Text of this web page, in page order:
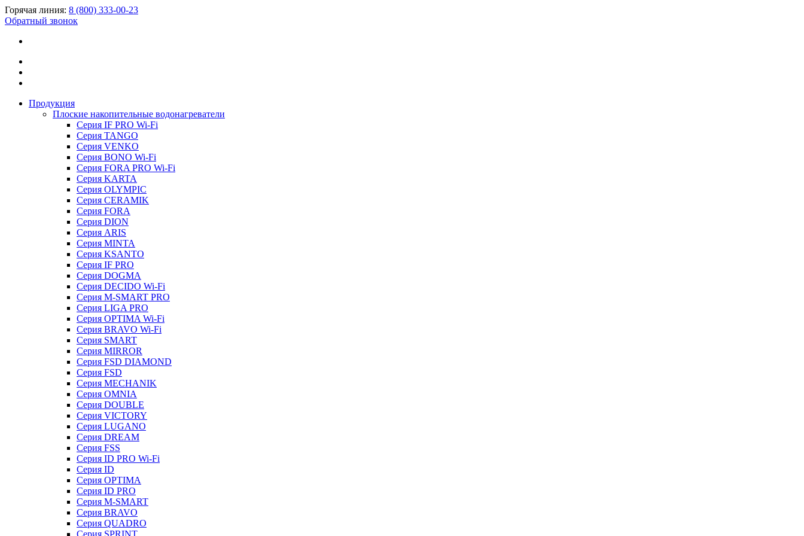
Горячая линия: 8 (800) 333-00-23
Обратный звонок
Продукция
Плоские накопительные водонагреватели
Серия IF PRO Wi-Fi
Серия TANGO
Серия VENKO
Серия BONO Wi-Fi
Серия FORA PRO Wi-Fi
Серия KARTA
Серия OLYMPIC
Серия CERAMIK
Серия FORA
Серия DION
Серия ARIS
Серия MINTA
Серия KSANTO
Серия IF PRO
Серия DOGMA
Серия DECIDO Wi-Fi
Серия M-SMART PRO
Серия LIGA PRO
Серия OPTIMA Wi-Fi
Серия BRAVO Wi-Fi
Серия SMART
Серия MIRROR
Серия FSD DIAMOND
Серия FSD
Серия MECHANIK
Серия OMNIA
Серия DOUBLE
Серия VICTORY
Серия LUGANO
Серия DREAM
Серия FSS
Серия ID PRO Wi-Fi
Серия ID
Серия OPTIMA
Серия ID PRO
Серия M-SMART
Серия BRAVO
Серия QUADRO
Серия SPRINT